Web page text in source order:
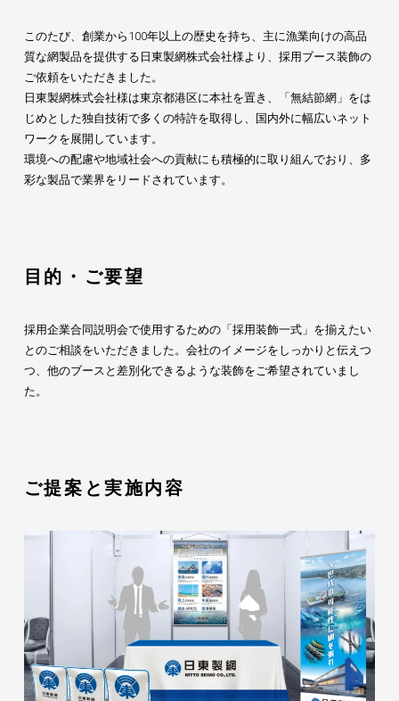
このたび、創業から100年以上の歴史を持ち、主に漁業向けの高品
質な網製品を提供する 日東製網株式会社様 より、採用ブース装飾の
ご依頼をいただきました。
日東製網株式会社様は東京都港区に本社を置き、「無結節網」をは
じめとした独自技術で多くの特許を取得し、国内外に幅広いネット
ワークを展開しています。
環境への配慮や地域社会への貢献にも積極的に取り組んでおり、多
彩な製品で業界をリードされています。
目的・ご要望
採用企業合同説明会で使用するための「採用装飾一式」を揃えたい
とのご相談をいただきました。会社のイメージをしっかりと伝えつ
つ、他のブースと差別化できるような装飾をご希望されていまし
た。
ご提案と実施内容